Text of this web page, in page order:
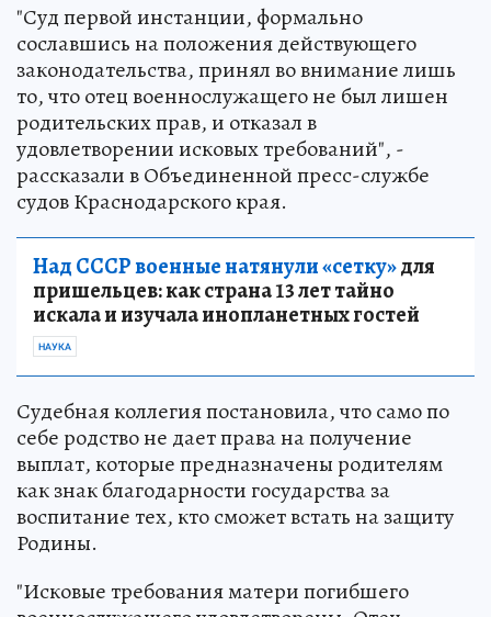
"Суд первой инстанции, формально
сославшись на положения действующего
законодательства, принял во внимание лишь
то, что отец военнослужащего не был лишен
родительских прав, и отказал в
удовлетворении исковых требований", -
рассказали в Объединенной пресс-службе
судов Краснодарского края.
Над СССР военные натянули «сетку»для
пришельцев: как страна 13 лет тайно
искала и изучала инопланетных гостей
НАУКА
Судебная коллегия постановила, что само по
себе родство не дает права на получение
выплат, которые предназначены родителям
как знак благодарности государства за
воспитание тех, кто сможет встать на защиту
Родины.
"Исковые требования матери погибшего